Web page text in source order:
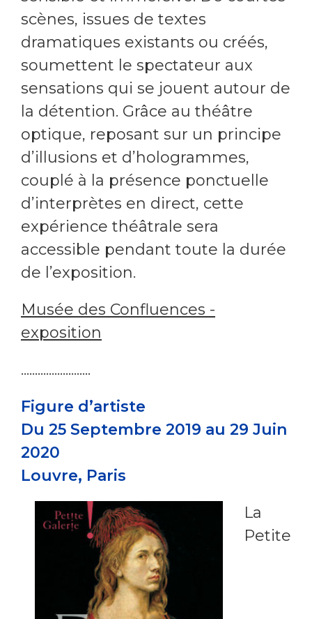
scènes, issues de textes
dramatiques existants ou créés,
soumettent le spectateur aux
sensations qui se jouent autour de
la détention. Grâce au théâtre
optique, reposant sur un principe
d’illusions et d’hologrammes,
couplé à la présence ponctuelle
d’interprètes en direct, cette
expérience théâtrale sera
accessible pendant toute la durée
de l’exposition.
Musée des Confluences -
exposition
.........................
Figure d’artiste
Du 25 Septembre 2019 au 29 Juin
2020
Louvre, Paris
La
Petite